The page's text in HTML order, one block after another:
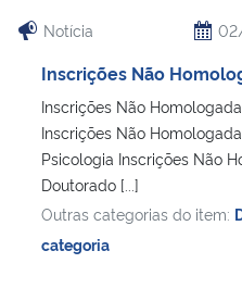
Notícia
Inscrições Não
Inscrições Não
Inscrições Não
Psicologia Inscrições Não
Doutorado [...]
Outras categorias do item:
categoria